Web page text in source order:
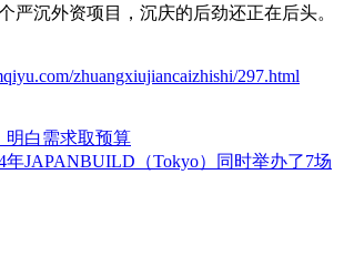
严沉外资项目，沉庆的后劲还正在后头。
zhuangxiujiancaizhishi/297.html
明白需求取预算
年JAPANBUILD（Tokyo）同时举办了7场